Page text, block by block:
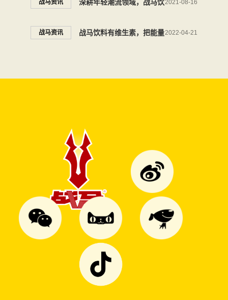
战马资讯 深耕年轻潮流领域，战马饮
料助力突破自我
2021-08-16
战马资讯 战马饮料有维生素，把能量2022-04-21